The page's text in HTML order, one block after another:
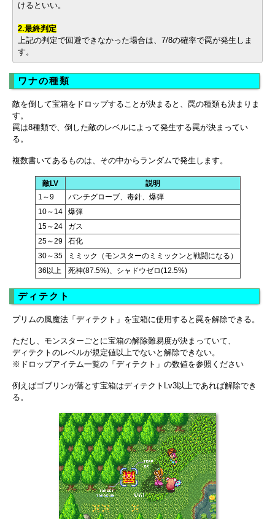
けるといい。
2.最終判定
上記の判定で回避できなかった場合は、7/8の確率で罠が発生しま
す。
ワナの種類
敵を倒して宝箱をドロップすることが決まると、罠の種類も決まりま
す。
罠は8種類で、倒した敵のレベルによって発生する罠が決まってい
る。
複数書いてあるものは、その中からランダムで発生します。
敵LV
説明
1～9
パンチグローブ、毒針、爆弾
10～14
爆弾
15～24
ガス
25～29
石化
30～35
ミミック（モンスターのミミックンと戦闘になる）
36以上
死神(87.5%)、シャドウゼロ(12.5%)
ディテクト
プリムの風魔法「ディテクト」を宝箱に使用すると罠を解除できる。
ただし、モンスターごとに宝箱の解除難易度が決まっていて、
ディテクトのレベルが規定値以上でないと解除できない。
※ドロップアイテム一覧の「ディテクト」の数値を参照ください
例えばゴブリンが落とす宝箱はディテクトLv3以上であれば解除でき
る。